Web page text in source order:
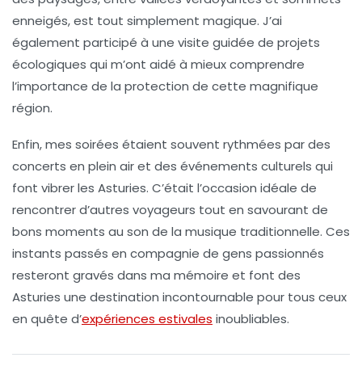
enneigés, est tout simplement magique. J’ai
également participé à une visite guidée de projets
écologiques qui m’ont aidé à mieux comprendre
l’importance de la protection de cette magnifique
région.
Enfin, mes soirées étaient souvent rythmées par des
concerts en plein air et des événements culturels qui
font vibrer les Asturies. C’était l’occasion idéale de
rencontrer d’autres voyageurs tout en savourant de
bons moments au son de la musique traditionnelle. Ces
instants passés en compagnie de gens passionnés
resteront gravés dans ma mémoire et font des
Asturies une destination incontournable pour tous ceux
en quête d’expériences estivales inoubliables.